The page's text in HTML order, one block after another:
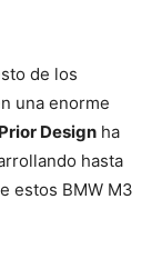
de los
una enorme
Prior Design ha
hasta
estos BMW M3